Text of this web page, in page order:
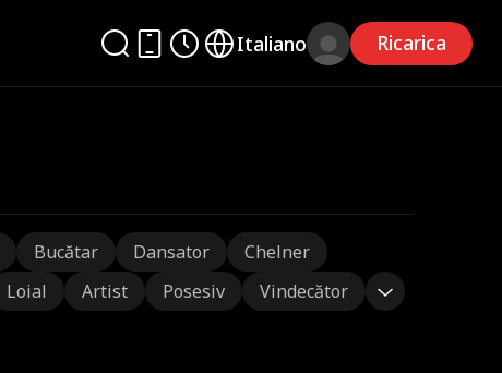
Italiano Ricarica
Bucătar Dansator
Chelner
Loial Artist Posesiv Vindecător